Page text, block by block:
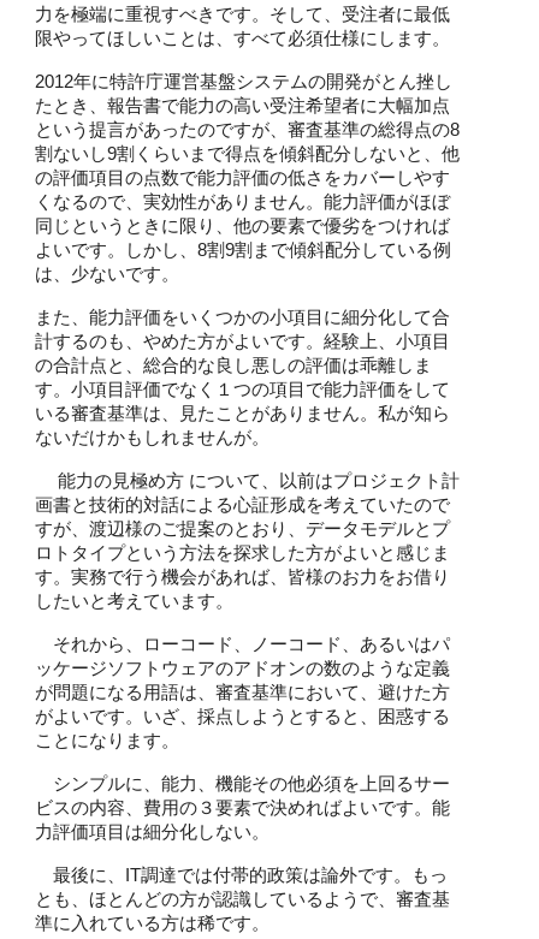
力を極端に重視すべきです。そして、受注者に最低
限やってほしいことは、すべて必須仕様にします。
2012年に特許庁運営基盤システムの開発がとん挫し
たとき、報告書で能力の高い受注希望者に大幅加点
という提言があったのですが、審査基準の総得点の8
割ないし9割くらいまで得点を傾斜配分しないと、他
の評価項目の点数で能力評価の低さをカバーしやす
くなるので、実効性がありません。能力評価がほぼ
同じというときに限り、他の要素で優劣をつければ
よいです。しかし、8割9割まで傾斜配分している例
は、少ないです。
また、能力評価をいくつかの小項目に細分化して合
計するのも、やめた方がよいです。経験上、小項目
の合計点と、総合的な良し悪しの評価は乖離しま
す。小項目評価でなく１つの項目で能力評価をして
いる審査基準は、見たことがありません。私が知ら
ないだけかもしれませんが。
能力の見極め方 について、以前はプロジェクト計
画書と技術的対話による心証形成を考えていたので
すが、渡辺様のご提案のとおり、データモデルとプ
ロトタイプという方法を探求した方がよいと感じま
す。実務で行う機会があれば、皆様のお力をお借り
したいと考えています。
それから、ローコード、ノーコード、あるいはパ
ッケージソフトウェアのアドオンの数のような定義
が問題になる用語は、審査基準において、避けた方
がよいです。いざ、採点しようとすると、困惑する
ことになります。
シンプルに、能力、機能その他必須を上回るサー
ビスの内容、費用の３要素で決めればよいです。能
力評価項目は細分化しない。
最後に、IT調達では付帯的政策は論外です。もっ
とも、ほとんどの方が認識しているようで、審査基
準に入れている方は稀です。